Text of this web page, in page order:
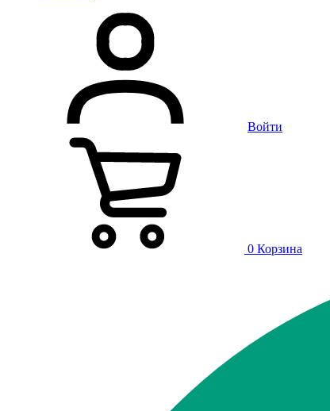
Войти
0 Корзина